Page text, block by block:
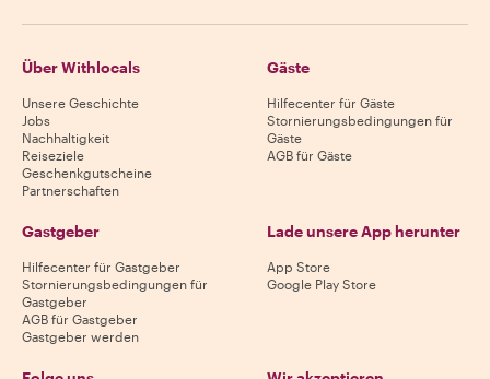
Über Withlocals
Unsere Geschichte
Jobs
Nachhaltigkeit
Reiseziele
Geschenkgutscheine
Partnerschaften
Gäste
Hilfecenter für Gäste
Stornierungsbedingungen für
Gäste
AGB für Gäste
Gastgeber
Hilfecenter für Gastgeber
Stornierungsbedingungen für
Gastgeber
AGB für Gastgeber
Gastgeber werden
Lade unsere App herunter
App Store
Google Play Store